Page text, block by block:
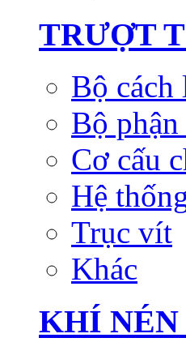
TRƯỢT
Bộ cách
Bộ
Cơ cấu
Hệ
Trục vít
Khác
KHÍ NÉN